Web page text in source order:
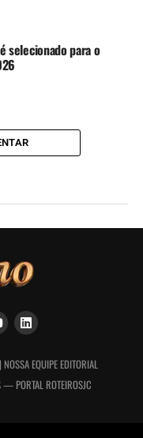
selecionado para o
EQUIPE EDITORIAL
— PORTAL ROTEIROSJC